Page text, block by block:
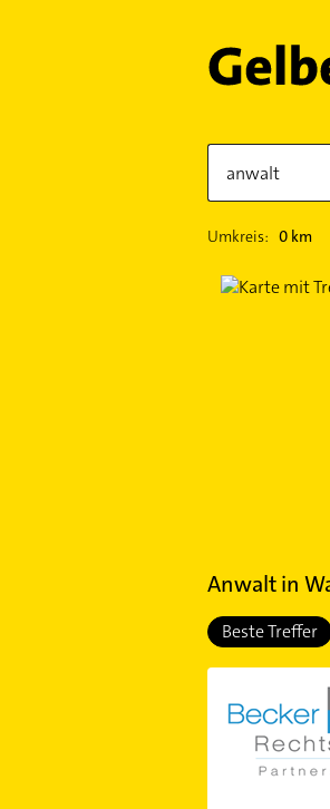
Umkreis: 0km
Anwaltin
Beste Treffer